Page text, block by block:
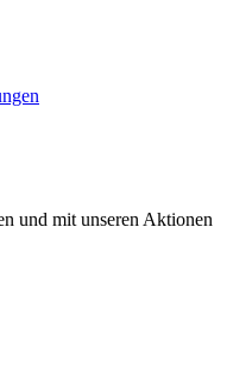
und mit unseren Aktionen